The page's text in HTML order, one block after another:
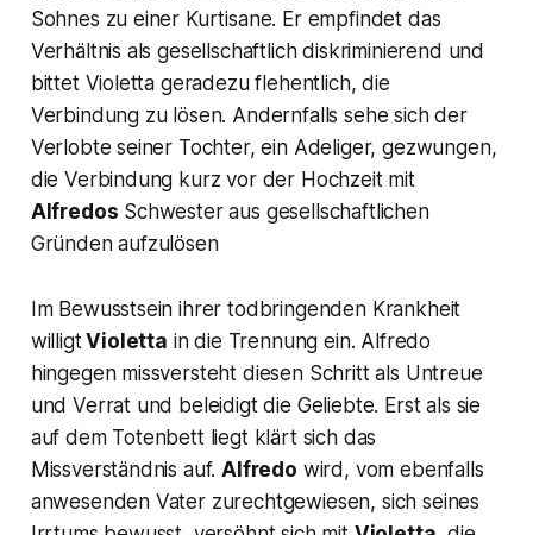
Sohnes zu einer Kurtisane. Er empfindet das
Verhältnis als gesellschaftlich diskriminierend und
bittet Violetta geradezu flehentlich, die
Verbindung zu lösen. Andernfalls sehe sich der
Verlobte seiner Tochter, ein Adeliger, gezwungen,
die Verbindung kurz vor der Hochzeit mit
Alfredos Schwester aus gesellschaftlichen
Gründen aufzulösen
Im Bewusstsein ihrer todbringenden Krankheit
willigtVioletta in die Trennung ein. Alfredo
hingegen missversteht diesen Schritt als Untreue
und Verrat und beleidigt die Geliebte. Erst als sie
auf dem Totenbett liegt klärt sich das
Missverständnis auf.Alfredo wird, vom ebenfalls
anwesenden Vater zurechtgewiesen, sich seines